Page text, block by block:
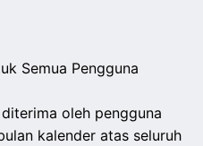
Semua Pengguna
oleh pengguna
kalender atas seluruh